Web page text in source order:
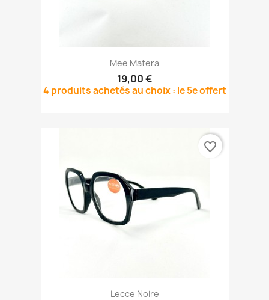
Mee Matera
19,00 €
4 produits achetés au choix : le 5e offert
Lecce Noire
favorite_border